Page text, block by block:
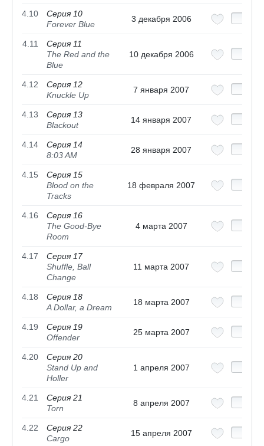
4.10
Серия 10
Forever Blue
3 декабря 2006
4.11
Серия 11
The Red and the
Blue
10 декабря 2006
4.12
Серия 12
Knuckle Up
7 января 2007
4.13
Серия 13
Blackout
14 января 2007
4.14
Серия 14
8:03 AM
28 января 2007
4.15
Серия 15
Blood on the
Tracks
18 февраля 2007
4.16
Серия 16
The Good-Bye
Room
4 марта 2007
4.17
Серия 17
Shuffle, Ball
Change
11 марта 2007
4.18
Серия 18
A Dollar, a Dream
18 марта 2007
4.19
Серия 19
Offender
25 марта 2007
4.20
Серия 20
Stand Up and
Holler
1 апреля 2007
4.21
Серия 21
Torn
8 апреля 2007
4.22
Серия 22
Cargo
15 апреля 2007